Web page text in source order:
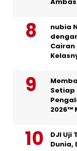
nubia
Setiap
2026™
DJI Uji
Dunia,